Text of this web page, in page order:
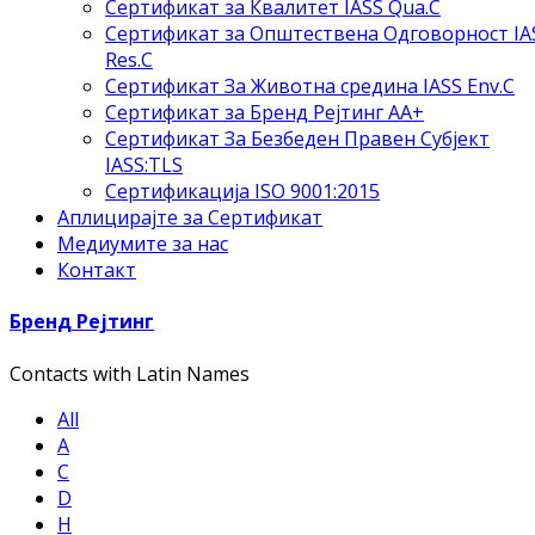
Сертификат за Квалитет IASS Qua.C
Сертификат за Општествена Одговорност
Res.C
Сертификат За Животна средина IASS Env.C
Сертификат за Бренд Рејтинг АА+
Сертификат За Безбеден Правен Субјект
IASS:TLS
Сертификација ISO 9001:2015
Аплицирајте за Сертификат
Медиумите за нас
Контакт
Бренд Рејтинг
Contacts with Latin Names
All
A
C
D
H